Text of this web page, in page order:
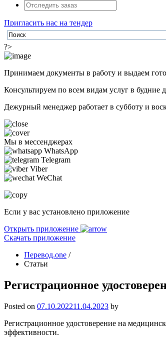
Пригласить нас на тендер
?>
Принимаем документы в работу и выдаем
Консультируем по всем видам услуг в будние
Дежурный менеджер работает в субботу и
Мы в мессенджерах
WhatsApp
Telegram
Viber
WeChat
Если у вас установлено приложение
Открыть приложение
Скачать приложение
Перевод.one /
Статьи
Регистрационное
Posted on 07.10.202211.04.2023 by
Регистрационное удостоверение на
эффективности.